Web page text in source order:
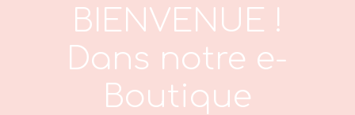
BIENVENUE !
Dans notre e-
Boutique